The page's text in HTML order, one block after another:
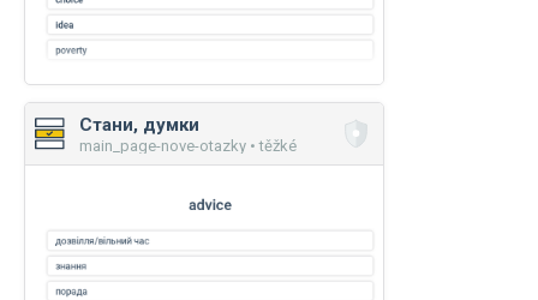
Стани, думки
main_page-nove-otazky • těžké